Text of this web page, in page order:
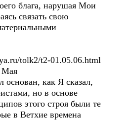
блага, нарушая Мои
связать свою
tolk2/t2-01.05.06.html
Мая
как Я сказал,
но в основе
этого строя были те
в Ветхие времена